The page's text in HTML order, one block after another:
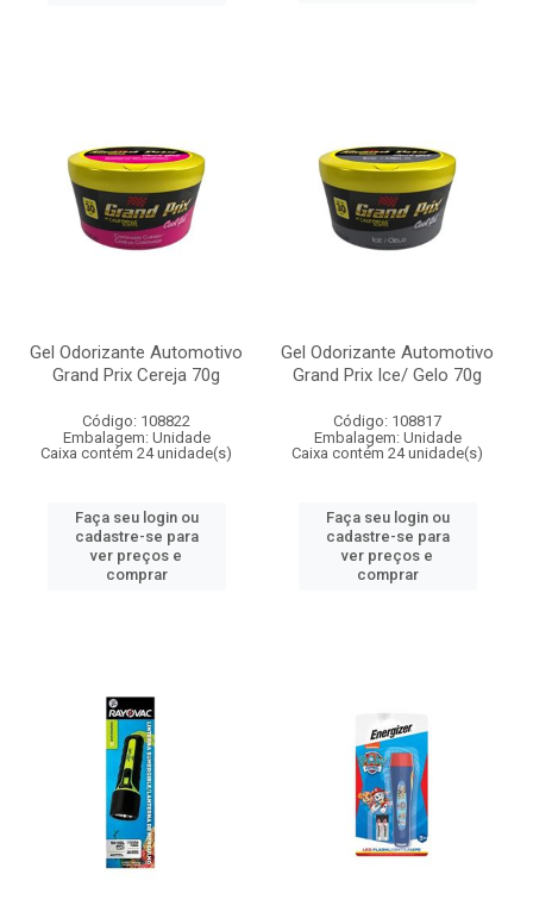
Gel Odorizante Automotivo
Grand Prix Cereja 70g
Código: 108822
Embalagem: Unidade
Caixa contém 24 unidade(s)
Faça seu login ou
cadastre-se para
ver preços e
comprar
Gel Odorizante Automotivo
Grand Prix Ice/ Gelo 70g
Código: 108817
Embalagem: Unidade
Caixa contém 24 unidade(s)
Faça seu login ou
cadastre-se para
ver preços e
comprar